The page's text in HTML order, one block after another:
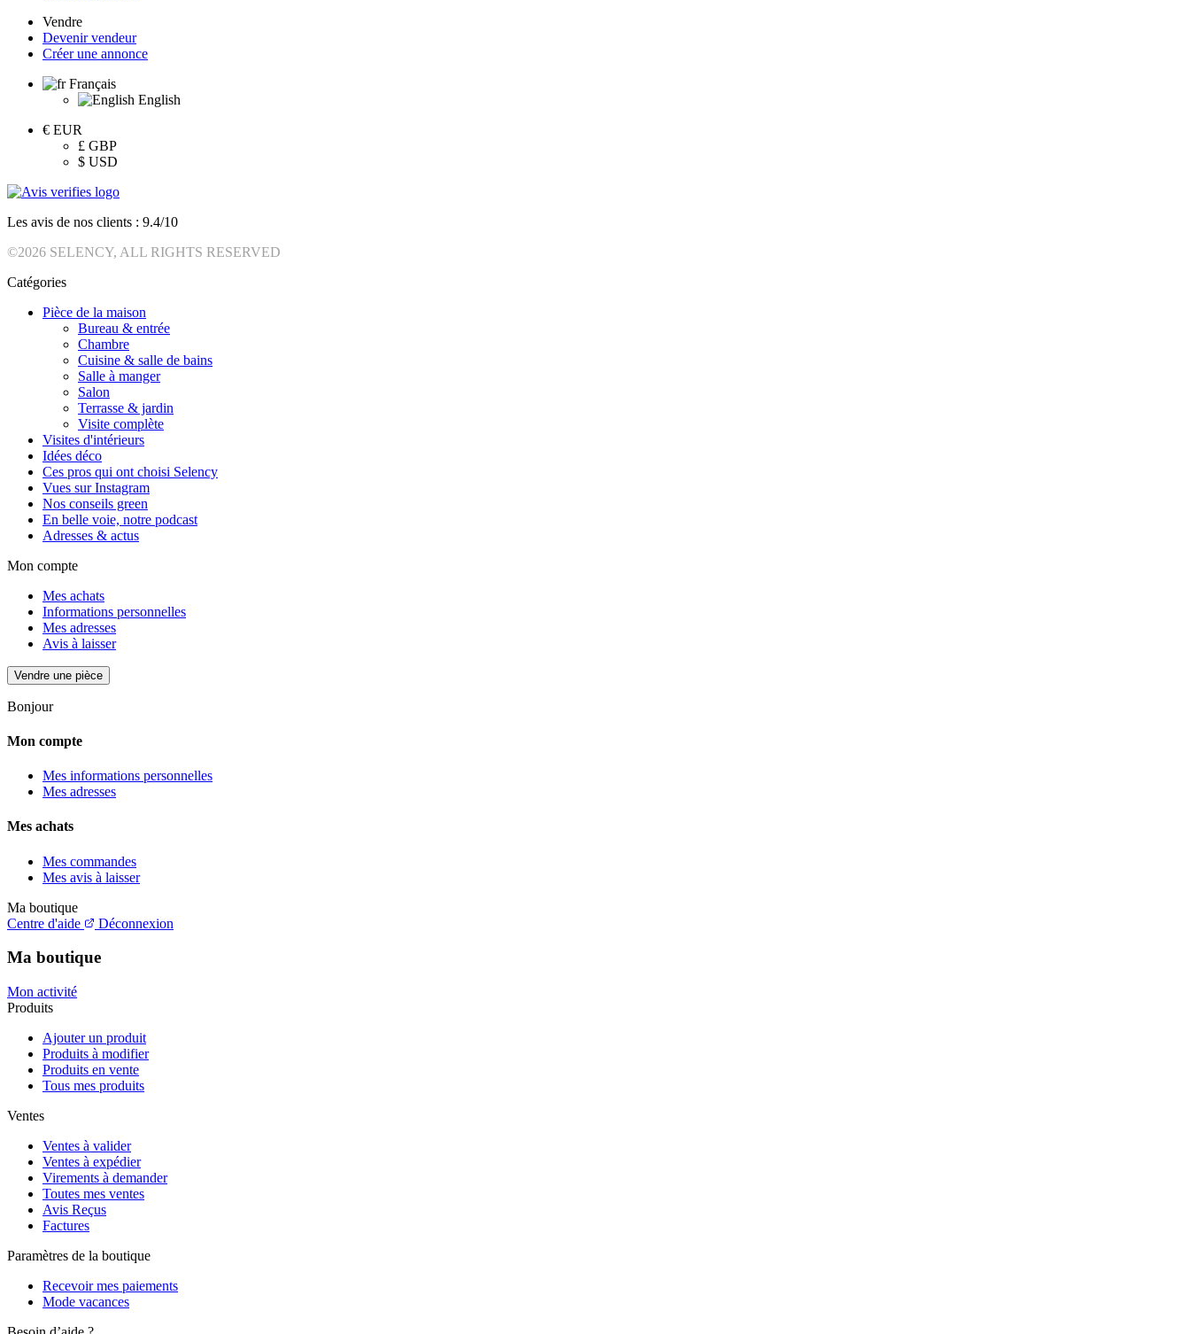
Vendre
Devenir vendeur
Créer une annonce
Français
English
€ EUR
£ GBP
$ USD
Les avis de nos clients : 9.4/10
©2026 SELENCY, ALL RIGHTS RESERVED
Catégories
Pièce de la maison
Bureau & entrée
Chambre
Cuisine & salle de bains
Salle à manger
Salon
Terrasse & jardin
Visite complète
Visites d'intérieurs
Idées déco
Ces pros qui ont choisi Selency
Vues sur Instagram
Nos conseils green
En belle voie, notre podcast
Adresses & actus
Mon compte
Mes achats
Informations personnelles
Mes adresses
Avis à laisser
Vendre une pièce
Bonjour
Mon compte
Mes informations personnelles
Mes adresses
Mes achats
Mes commandes
Mes avis à laisser
Ma boutique
Centre d'aide
Déconnexion
Ma boutique
Mon activité
Produits
Ajouter un produit
Produits à modifier
Produits en vente
Tous mes produits
Ventes
Ventes à valider
Ventes à expédier
Virements à demander
Toutes mes ventes
Avis Reçus
Factures
Paramètres de la boutique
Recevoir mes paiements
Mode vacances